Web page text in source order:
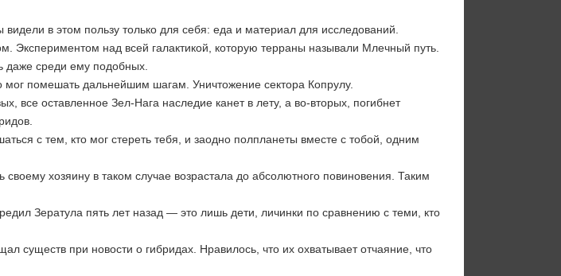
в этом пользу только для себя: еда и материал для исследований.
над всей галактикой, которую терраны называли Млечный путь.
даже среди ему подобных.
помешать дальнейшим шагам. Уничтожение сектора Копрулу.
оставленное Зел-Нага наследие канет в лету, а во-вторых, погибнет
с тем, кто мог стереть тебя, и заодно полпланеты вместе с тобой, одним
хозяину в таком случае возрастала до абсолютного повиновения. Таким
Зератула пять лет назад — это лишь дети, личинки по сравнению с теми, кто
существ при новости о гибридах. Нравилось, что их охватывает отчаяние, что